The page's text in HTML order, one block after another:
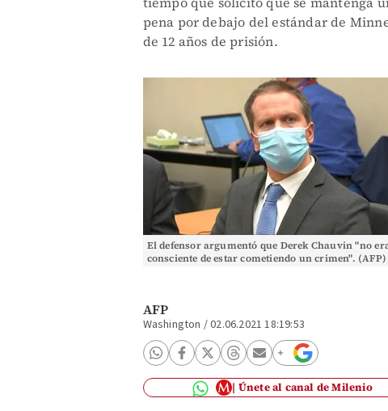
pena por debajo del estándar de
de 12 años de prisión.
El defensor argumentó que Derek Chauvin "no
consciente de estar cometiendo un crimen". (AFP)
AFP
Washington /02.06.2021 18:19:53
Únete al canal de Milenio